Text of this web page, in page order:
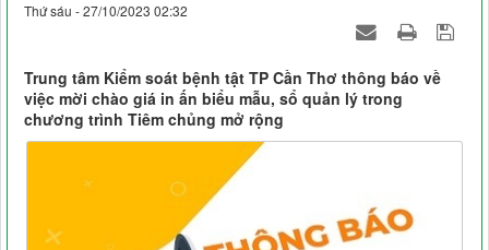
Thứ sáu - 27/10/2023 02:32
Trung tâm Kiểm soát bệnh tật TP Cần Thơ thông báo về
việc mời chào giá in ấn biểu mẫu, sổ quản lý trong
chương trình Tiêm chủng mở rộng